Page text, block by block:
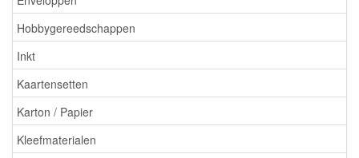
Hobbygereedschappen
Inkt
Kaartensetten
Karton / Papier
Kleefmaterialen